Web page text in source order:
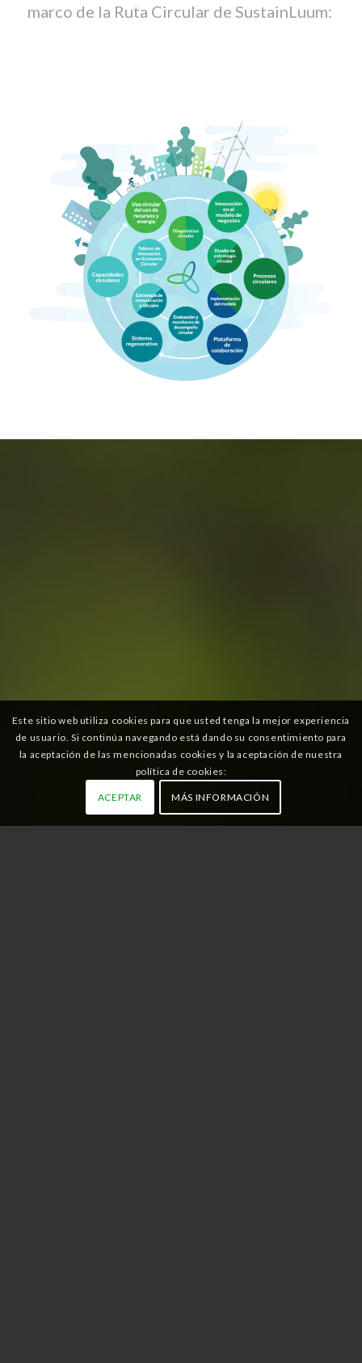
marco de la Ruta Circular de SustainLuum:
Este sitio web utiliza cookies para que usted tenga la mejor experiencia
de usuario. Si continúa navegando está dando su consentimiento para
la aceptación de las mencionadas cookies y la aceptación de nuestra
política de cookies:
ACEPTAR MÁS INFORMACIÓN